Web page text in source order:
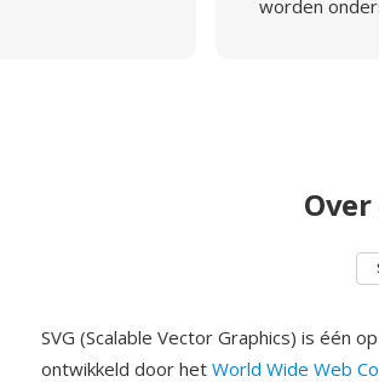
worden
SVG (Scalable Vector Graphics) is één
ontwikkeld door het World Wide Web